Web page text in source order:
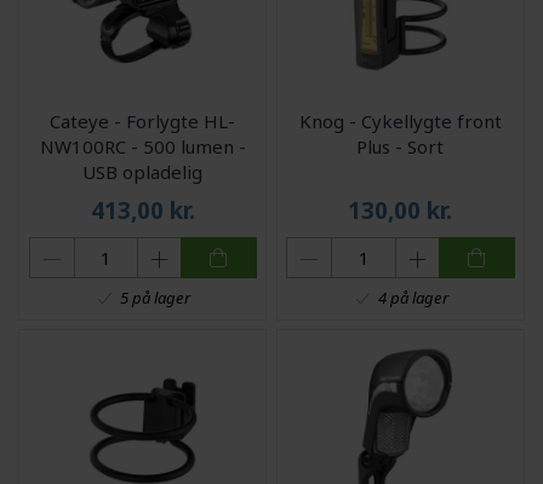
Cateye - Forlygte HL-
NW100RC - 500 lumen -
USB opladelig
413,00 kr.
5 på lager
Knog - Cykellygte front
Plus - Sort
130,00 kr.
4 på lager